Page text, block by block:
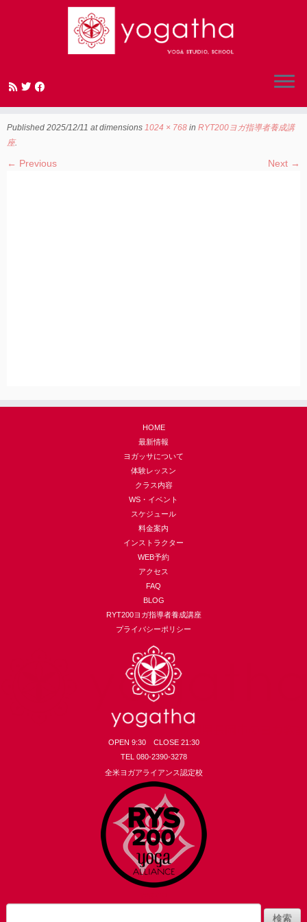
content
Published 2025/12/11 at dimensions 1024 × 768 in RYT200ヨガ指導者養成講
座.
← Previous Next →
HOME
最新情報
ヨガッサについて
体験レッスン
クラス内容
WS・イベント
スケジュール
料金案内
インストラクター
WEB予約
アクセス
FAQ
BLOG
RYT200ヨガ指導者養成講座
プライバシーポリシー
OPEN 9:30 CLOSE 21:30
TEL 080-2390-3278
全米ヨガアライアンス認定校